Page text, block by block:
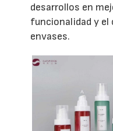
desarrollos en
funcionalidad y el
envases.